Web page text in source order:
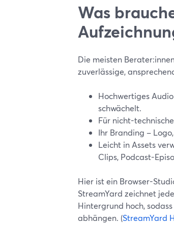
Was
Die meisten
zuverlässige,
Hochwertiges
schwächelt.
Für nicht-
Ihr Branding –
Leicht in Assets
Clips, Podcast-
Hier ist ein Browser-
StreamYard zeichnet
Hintergrund hoch,
abhängen. (StreamYard